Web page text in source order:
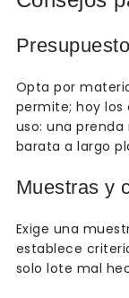
Opta por
permite; hoy
uso: una
barata a largo
Muestras y
Exige una
establece
solo lote mal